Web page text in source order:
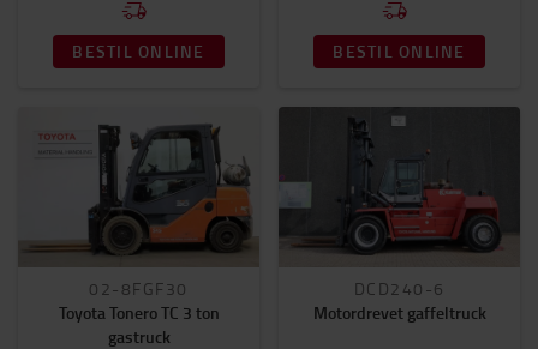
(2)
3000(1)
VIS MERE
Mast type
Duplex (6)
2-delt mast/friløft
(3)
3-delt mast/friløft
(2)
Drivmiddel
Diesel(6)
BESTIL ONLINE BESTIL ONLINE
02-8FGF30
Toyota Tonero TC 3 ton
gastruck
DCD240-6
Motordrevet gaffeltruck